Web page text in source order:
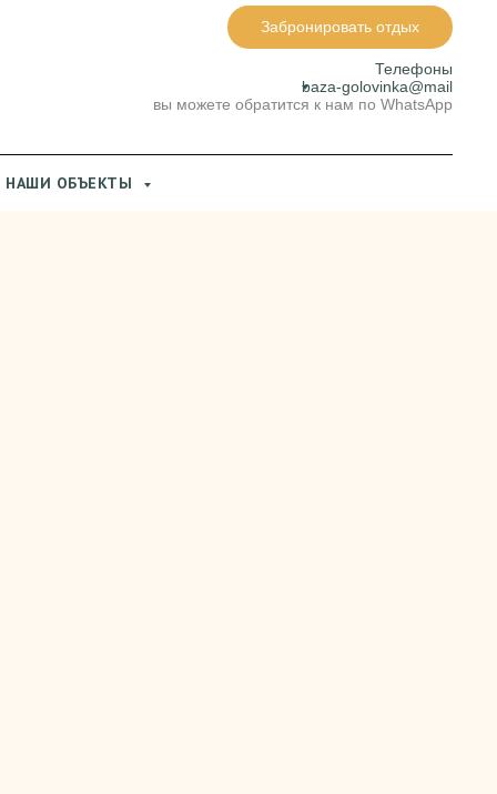
Телефоны
baza-golovinka@mail
вы можете обратится к нам по WhatsApp
НАШИ ОБЪЕКТЫ
Забронировать отдых